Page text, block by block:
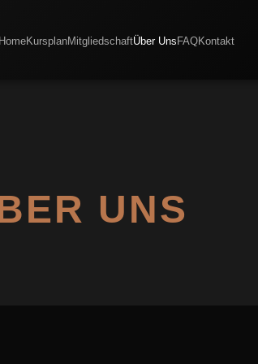
HomeKursplanMitgliedschaftÜber UnsFAQKontakt
UNS